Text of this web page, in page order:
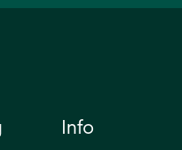
Info